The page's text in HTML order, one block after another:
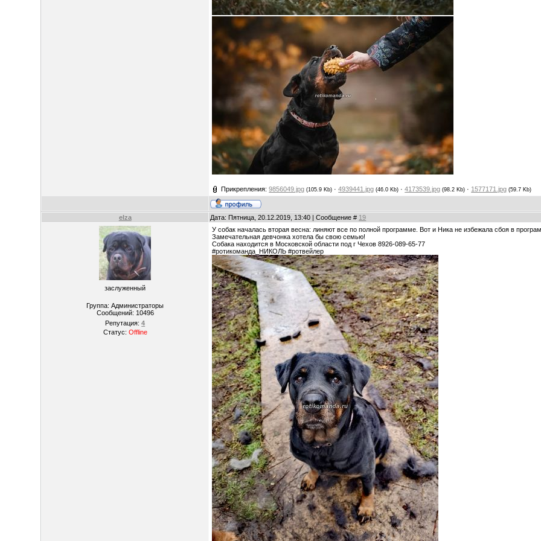
Прикрепления:9856049.jpg (105.9 Kb) ·4939441.jpg (46.0 Kb) ·4173539.jpg (98.2 Kb) · 1577171.jpg (59.7 Kb)
elza Дата: Пятница, 20.12.2019, 13:40 | Сообщение # 19
заслуженный
Группа: Администраторы
Сообщений: 10496
Репутация:4
Статус: Offline
У собак началась вторая весна: линяют все по полной программе. Вот и Ника не избежала сбоя в
Замечательная девчонка хотела бы свою семью!
Собака находится в Московской области под г Чехов 8926-089-65-77
#ротикоманда_НИКОЛЬ #ротвейлер